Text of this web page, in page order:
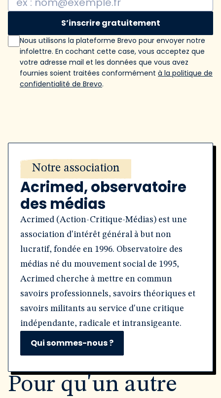
S’inscrire gratuitement
Nous utilisons la plateforme Brevo pour envoyer notre
infolettre. En cochant cette case, vous acceptez que
votre adresse mail et les données que vous avez
fournies soient traitées conformément à la politique de
confidentialité de Brevo.
Notre association
Acrimed, observatoire
des médias
Acrimed (Action-Critique-Médias) est une
association d'intérêt général à but non
lucratif, fondée en 1996. Observatoire des
médias né du mouvement social de 1995,
Acrimed cherche à mettre en commun
savoirs professionnels, savoirs théoriques et
savoirs militants au service d'une critique
indépendante, radicale et intransigeante.
Qui sommes-nous ?
Pour qu'un autre